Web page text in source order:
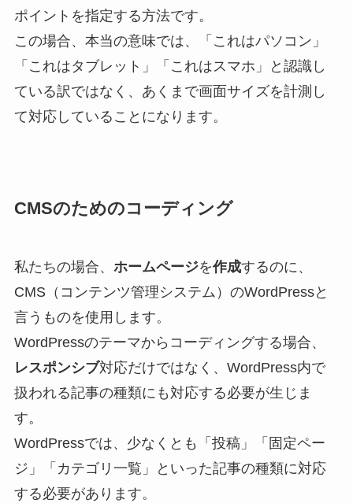
ポイントを指定する方法です。
この場合、本当の意味では、「これはパソコン」
「これはタブレット」「これはスマホ」と認識し
ている訳ではなく、あくまで画面サイズを計測し
て対応していることになります。
CMSのためのコーディング
私たちの場合、 ホームページを作成するのに、
CMS（コンテンツ管理システム）のWordPressと
言うものを使用します。
WordPressのテーマからコーディングする場合、
レスポンシブ対応だけではなく、WordPress内で
扱われる記事の種類にも対応する必要が生じま
す。
WordPressでは、少なくとも「投稿」「固定ペー
ジ」「カテゴリ一覧」といった記事の種類に対応
する必要があります。